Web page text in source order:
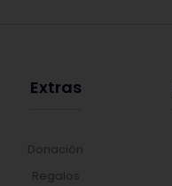
Extras
Donación
Regalos